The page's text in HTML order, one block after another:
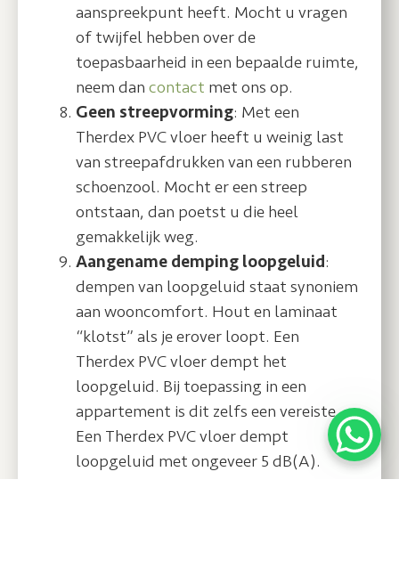
aanspreekpunt heeft. Mocht u vragen
of twijfel hebben over de
toepasbaarheid in een bepaalde ruimte,
neem dan contact met ons op.
Geen streepvorming: Met een
Therdex PVC vloer heeft u weinig last
van streepafdrukken van een rubberen
schoenzool. Mocht er een streep
ontstaan, dan poetst u die heel
gemakkelijk weg.
Aangename demping loopgeluid:
dempen van loopgeluid staat synoniem
aan wooncomfort. Hout en laminaat
“klotst” als je erover loopt. Een
Therdex PVC vloer dempt het
loopgeluid. Bij toepassing in een
appartement is dit zelfs een vereiste.
Een Therdex PVC vloer dempt
loopgeluid met ongeveer 5 dB(A).